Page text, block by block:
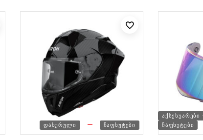
ᲓᲐᲮᲣᲠᲣᲚᲘ ᲩᲐᲤᲮᲣᲢᲔᲑᲘ
ᲐᲥᲡᲔᲡᲣᲐᲠᲔᲑᲘ
ᲩᲐᲤᲮᲣᲢᲔᲑᲘ